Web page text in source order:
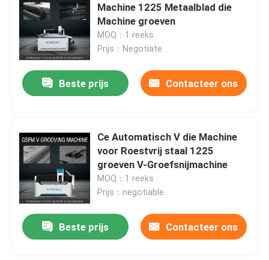
Machine 1225 Metaalblad die
Machine groeven
MOQ：1 reeks
Prijs：Negotiate
Beste prijs Contacteer ons
Ce Automatisch V die Machine
voor Roestvrij staal 1225
groeven V-Groefsnijmachine
MOQ：1 reeks
Prijs：negotiable
Beste prijs Contacteer ons